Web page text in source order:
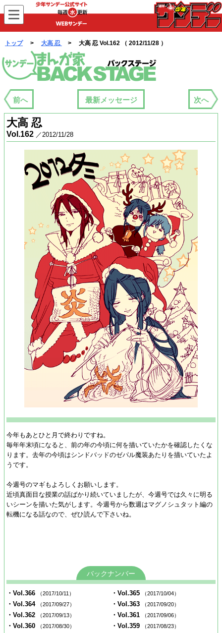
WEBサンデー
トップ> 大高 忍 > 大高 忍 Vol.162 （ 2012/11/28 ）
まんが家バックステージ
前へ 最新メッセージ 次へ
大高 忍
Vol.162 ／2012/11/28
今年もあとひと月で終わりですね。
毎年年末頃になると、前の年の今頃に何を描いていたかを確認したくな
ります。去年の今頃はシンドバッドのゼパル魔装あたりを描いていたよ
うです。
今週号のマギもよろしくお願いします。
近頃真面目な授業の話ばかり続いていましたが、今週号では久々に明る
いシーンを描いた気がします。今週号から数週はマグノシュタット編の
転機になる話なので、ぜひ読んで下さいね。
バックナンバー
・Vol.366 （2017/10/11） ・Vol.365 （2017/10/04）
・Vol.364 （2017/09/27） ・Vol.363 （2017/09/20）
・Vol.362 （2017/09/13） ・Vol.361 （2017/09/06）
・Vol.360 （2017/08/30） ・Vol.359 （2017/08/23）